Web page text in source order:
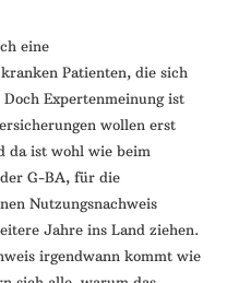
eine
Patienten, die sich
Expertenmeinung ist
wollen erst
da ist wohl wie beim
G-BA, für die
Nutzungsnachweis
Jahre ins Land ziehen.
irgendwann kommt wie